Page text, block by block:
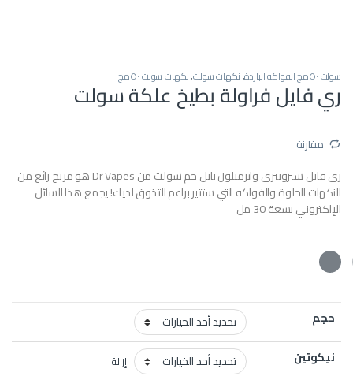
سولت ٥٠مج الفواكه الباردة ,نكهات سولت,نكهات سولت ٥٠مج
ري فايل فراولة بطيخ علكة سولت
مقارنة
ري فايل ستروبيري واترميلون بابل جم سولت من Dr Vapes هو مزيج رائع من
النكهات الحلوة والفواكه التي ستثير براعم التذوق لديك! يجمع هذا السائل
الإلكتروني بسعة 30 مل
حجم
نيكوتين
إزالة